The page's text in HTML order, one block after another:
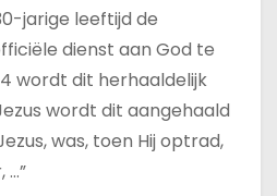
jarige leeftijd de
dienst aan God te
wordt dit herhaaldelijk
wordt dit aangehaald
was, toen Hij optrad,
…”